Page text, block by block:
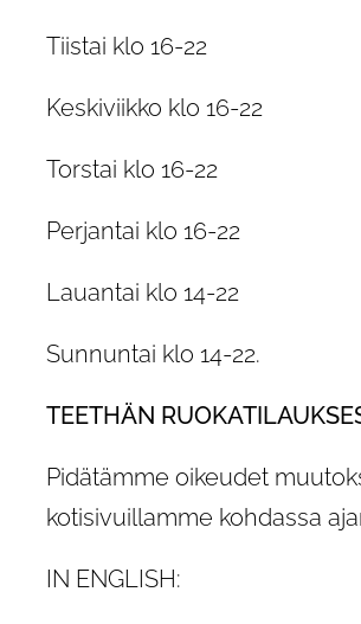
Tiistai klo 16-22
Keskiviikko klo 16-22
Torstai klo 16-22
Perjantai klo 16-22
Lauantai klo 14-22
Sunnuntai klo 14-22.
TEETHÄN
Pidätämme oikeudet
kotisivuillamme kohdassa
IN ENGLISH: